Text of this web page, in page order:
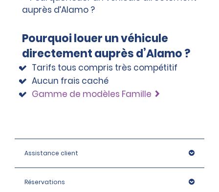
Pourquoi louer un véhicule
directement auprès d’Alamo ?
Tarifs tous compris très compétitif
Aucun frais caché
Gamme de modèles Famille
Assistance client
Réservations